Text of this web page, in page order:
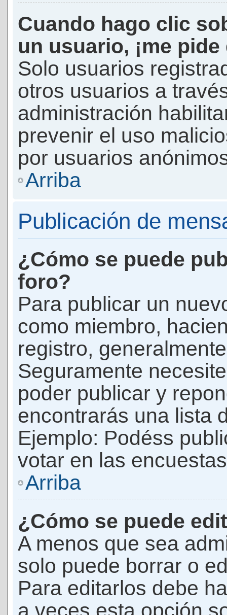
Cuando hago clic
un usuario, ¡me
Solo usuarios
otros usuarios a
administración
prevenir el uso
por usuarios
Arriba
Publicación de
¿Cómo se puede
foro?
Para publicar un
como miembro,
registro,
Seguramente
poder publicar y
encontrarás una lista
Ejemplo: Podéss
votar en las
Arriba
¿Cómo se puede
A menos que sea
solo puede borrar o
Para editarlos debe
a veces esta opción